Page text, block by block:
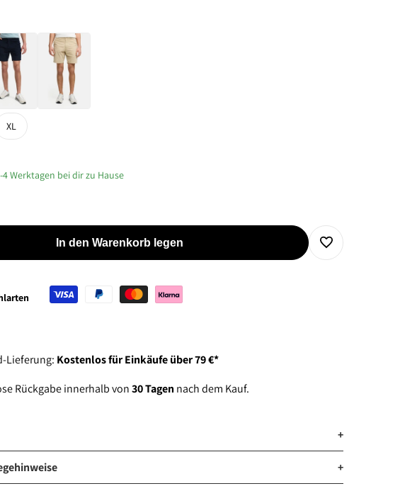
XL
4 Werktagen bei dir zu Hause
In den Warenkorb legen
Zur
Lieferung: Kostenlos für Einkäufe über 79 €*
Rückgabe innerhalb von30 Tagennach dem Kauf.
+
+